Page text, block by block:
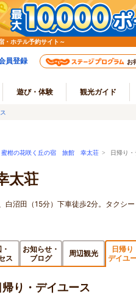
・ホテル予約サイト～
員登録 お
遊び・体験 観光ガイド
蜜柑の花咲く丘の宿 旅館 幸太荘 > 日帰り・
太荘
沼田（15分）下車徒歩2分。タクシ
ス
お知らせ・
ブログ
周辺観光
日帰り
デイユ
り・デイユース